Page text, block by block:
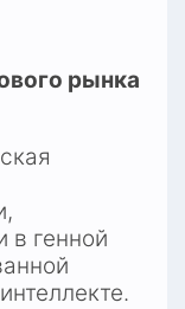
рынка
в генной